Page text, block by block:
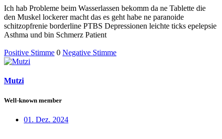
Ich hab Probleme beim Wasserlassen bekomm da ne Tablette die
den Muskel lockerer macht das es geht habe ne paranoide
schitzopfrenie borderline PTBS Depressionen leichte ticks epelepsie
Asthma und bin Schmerz Patient
Positive Stimme 0 Negative Stimme
Mutzi
Well-known member
01. Dez. 2024